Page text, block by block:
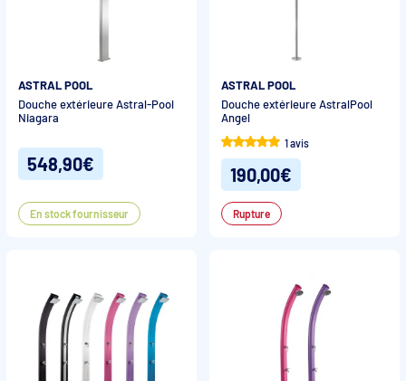
ASTRAL POOL
Douche extérieure Astral-Pool
Niagara
548,90€
En stock fournisseur
ASTRAL POOL
Douche extérieure AstralPool
Angel
1 avis
190,00€
Rupture